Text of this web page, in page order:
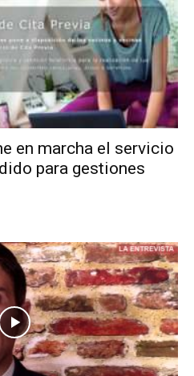
en marcha el servicio
para gestiones